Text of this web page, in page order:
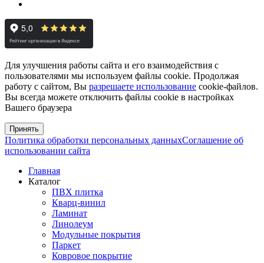
Для улучшения работы сайта и его взаимодействия с
пользователями мы используем файлы cookie. Продолжая
работу с сайтом, Вы разрешаете использование cookie-файлов.
Вы всегда можете отключить файлы cookie в настройках
Вашего браузера
Принять
Политика обработки персональных данныхСоглашение об
использовании сайта
Главная
Каталог
ПВХ плитка
Кварц-винил
Ламинат
Линолеум
Модульные покрытия
Паркет
Ковровое покрытие